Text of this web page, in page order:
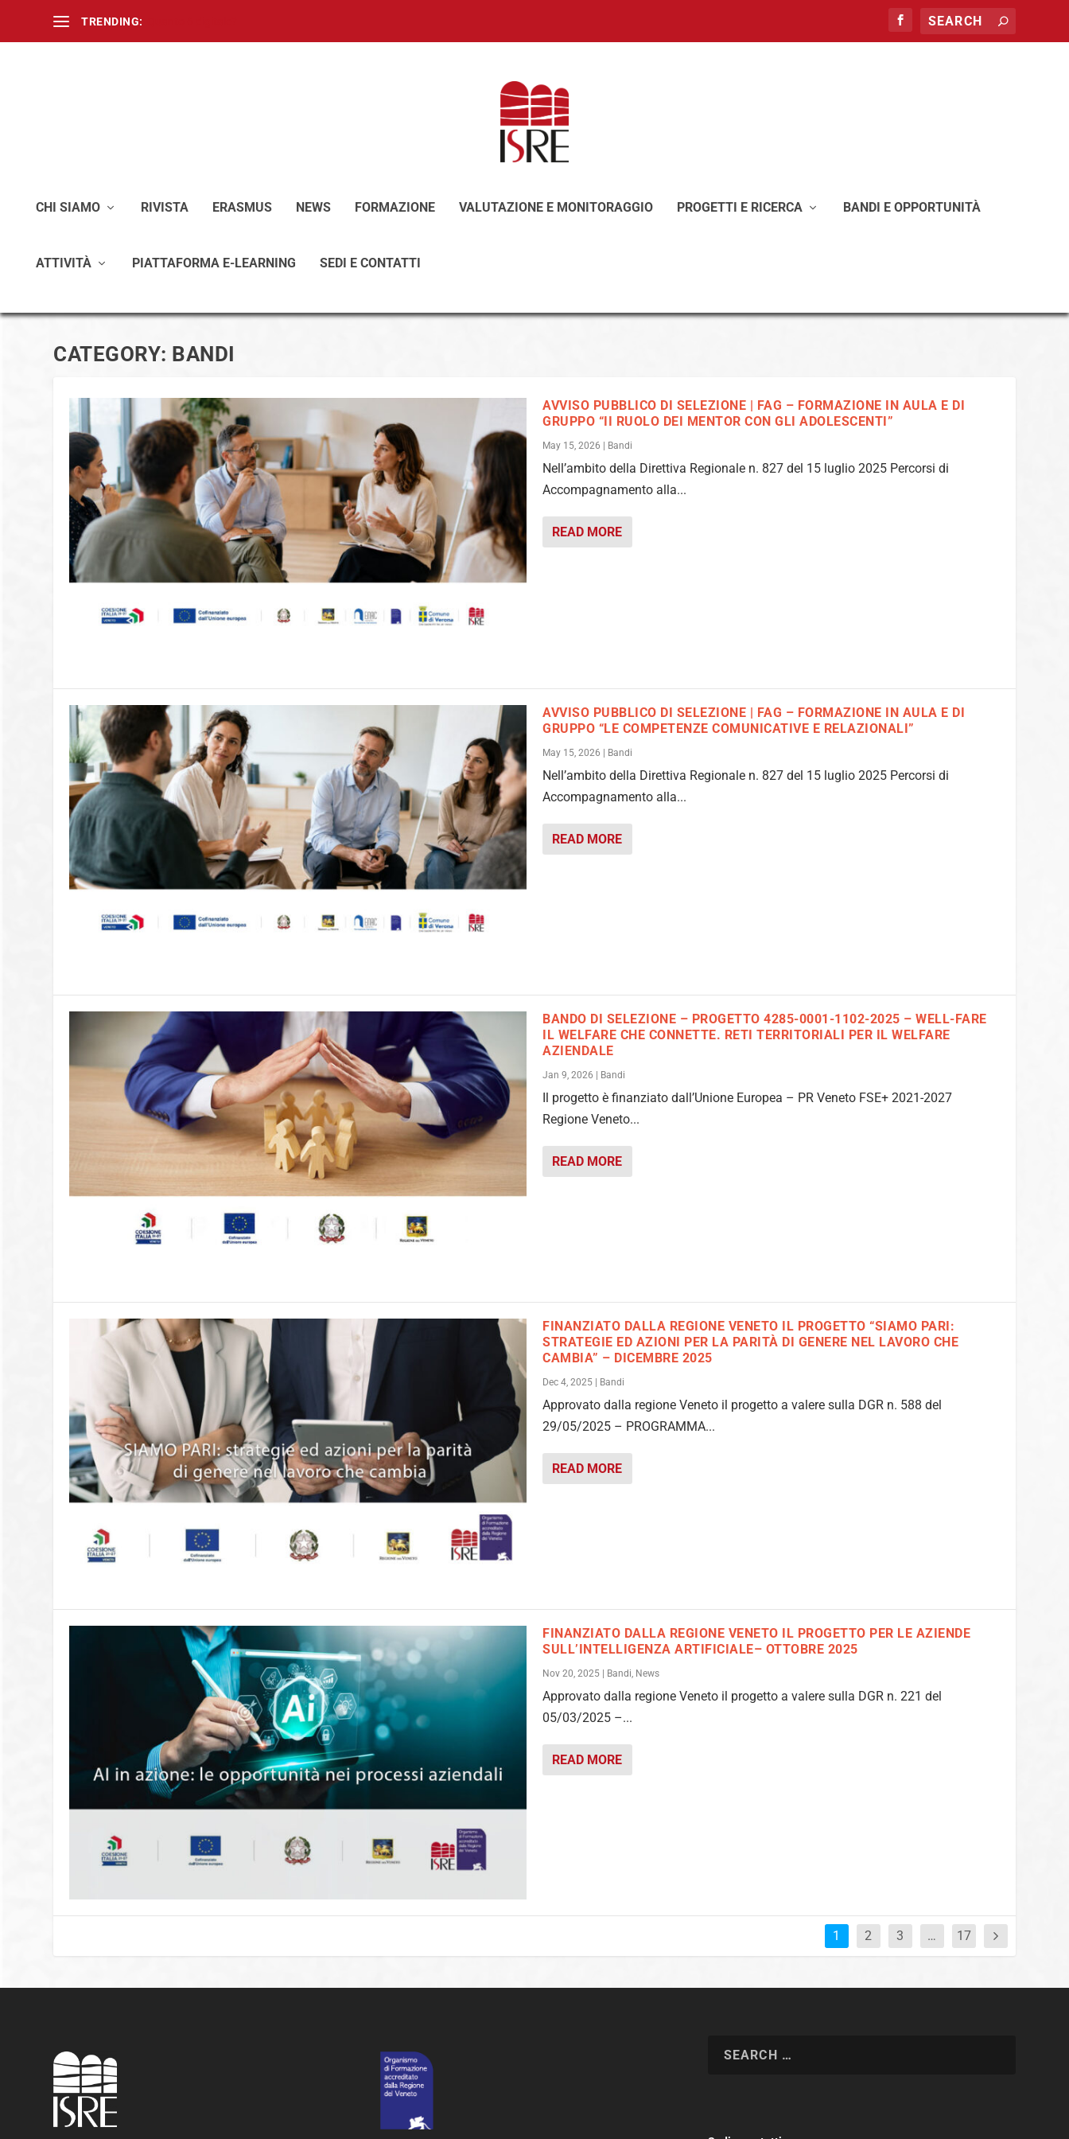
TRENDING:
CHI SIAMO RIVISTA ERASMUS NEWS FORMAZIONE VALUTAZIONE E MONITORAGGIO PROGETTI E RICERCA BANDI E OPPORTUNITÀ
ATTIVITÀ PIATTAFORMA E-LEARNING SEDI E CONTATTI
CATEGORY: BANDI
AVVISO PUBBLICO DI SELEZIONE | FAG – FORMAZIONE IN AULA E DI
GRUPPO “II RUOLO DEI MENTOR CON GLI ADOLESCENTI”
May 15, 2026 Bandi
Nell’ambito della Direttiva Regionale n. 827 del 15 luglio 2025 Percorsi di
Accompagnamento alla...
READ MORE
AVVISO PUBBLICO DI SELEZIONE | FAG – FORMAZIONE IN AULA E DI
GRUPPO “LE COMPETENZE COMUNICATIVE E RELAZIONALI”
May 15, 2026 | Bandi
Nell’ambito della Direttiva Regionale n. 827 del 15 luglio 2025 Percorsi di
Accompagnamento alla...
READ MORE
BANDO DI SELEZIONE – PROGETTO 4285-0001-1102-2025 – WELL-FARE
IL WELFARE CHE CONNETTE. RETI TERRITORIALI PER IL WELFARE
AZIENDALE
Jan 9, 2026 Bandi
Il progetto è finanziato dall’Unione Europea – PR Veneto FSE+ 2021-2027
Regione Veneto...
READ MORE
FINANZIATO DALLA REGIONE VENETO IL PROGETTO “SIAMO PARI:
STRATEGIE ED AZIONI PER LA PARITÀ DI GENERE NEL LAVORO CHE
CAMBIA” – DICEMBRE 2025
Dec 4, 2025 Bandi
Approvato dalla regione Veneto il progetto a valere sulla DGR n. 588 del
29/05/2025 – PROGRAMMA...
READ MORE
FINANZIATO DALLA REGIONE VENETO IL PROGETTO PER LE AZIENDE
SULL’INTELLIGENZA ARTIFICIALE– OTTOBRE 2025
Nov 20, 2025 | Bandi News
Approvato dalla regione Veneto il progetto a valere sulla DGR n. 221 del
05/03/2025 –...
READ MORE
1 2 3 … 17